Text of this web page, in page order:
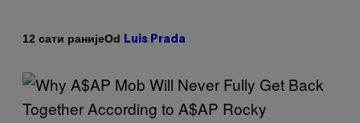
12 сати ранијеOd Luis Prada